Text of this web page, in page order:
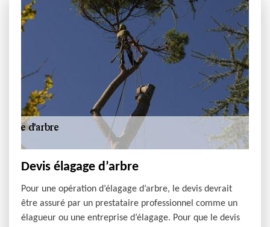
Devis élagage d’arbre
Pour une opération d’élagage d’arbre, le devis devrait
être assuré par un prestataire professionnel comme un
élagueur ou une entreprise d’élagage. Pour que le devis